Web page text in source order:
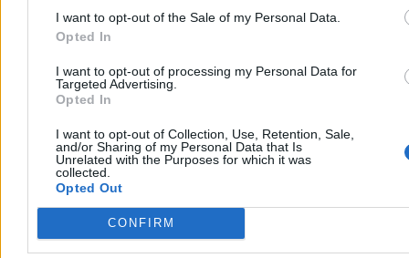
I want to opt-out of the Sale of my Personal Data.
Opted In
I want to opt-out of processing my Personal Data for
Targeted Advertising.
Opted In
I want to opt-out of Collection, Use, Retention, Sale,
and/or Sharing of my Personal Data that Is
Unrelated with the Purposes for which it was
collected.
Opted Out
CONFIRM
ordynacji wyborczej – mówi Zero.pl prof. Rafał Chwedoruk.
Kasjan Owsianko
Dzisiaj 14:59
Kraj